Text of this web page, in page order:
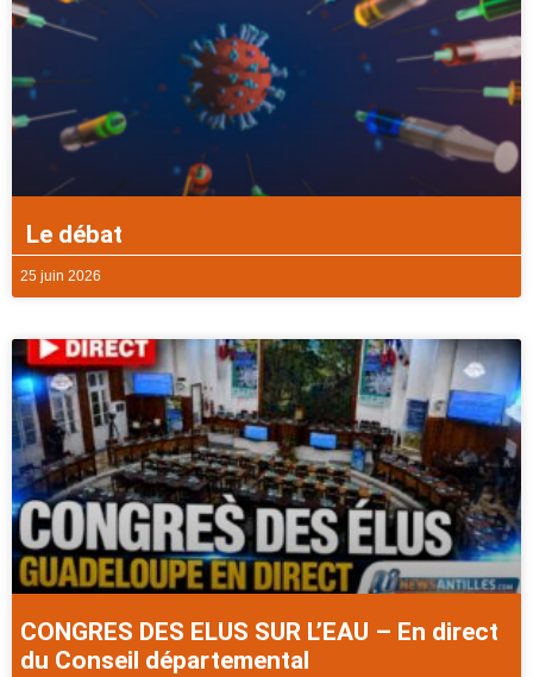
Le débat
25 juin 2026
CONGRES DES ELUS SUR L’EAU – En direct
du Conseil départemental